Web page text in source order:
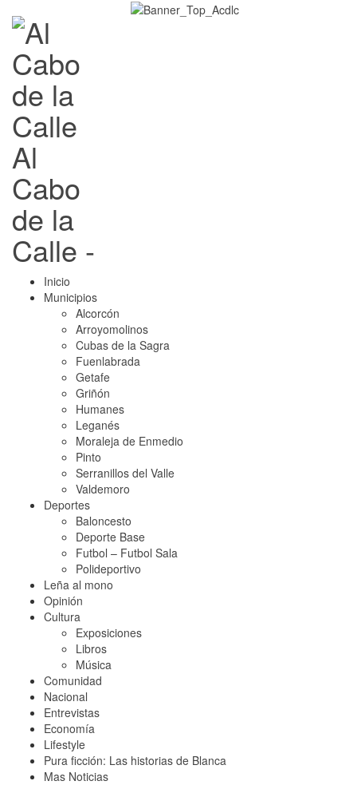
Al
Cabo
de la
Calle -
Inicio
Municipios
Alcorcón
Arroyomolinos
Cubas de la Sagra
Fuenlabrada
Getafe
Griñón
Humanes
Leganés
Moraleja de Enmedio
Pinto
Serranillos del Valle
Valdemoro
Deportes
Baloncesto
Deporte Base
Futbol – Futbol Sala
Polideportivo
Leña al mono
Opinión
Cultura
Exposiciones
Libros
Música
Comunidad
Nacional
Entrevistas
Economía
Lifestyle
Pura ficción: Las historias de Blanca
Mas Noticias